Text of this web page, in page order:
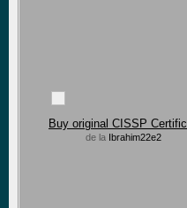
de la Ibrahim22e2